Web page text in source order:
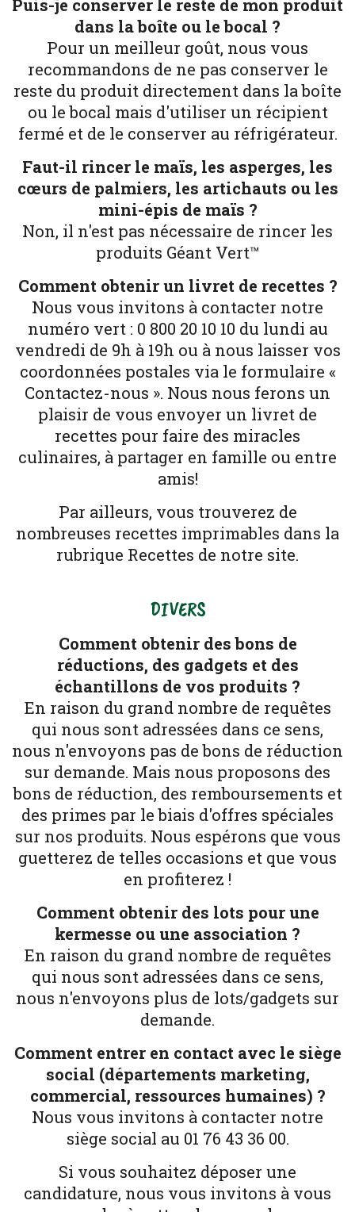
Puis-je conserver le reste de mon produit
dans la boîte ou le bocal ?
Pour un meilleur goût, nous vous
recommandons de ne pas conserver le
reste du produit directement dans la boîte
ou le bocal mais d'utiliser un récipient
fermé et de le conserver au réfrigérateur.
Faut-il rincer le maïs, les asperges, les
cœurs de palmiers, les artichauts ou les
mini-épis de maïs ?
Non, il n'est pas nécessaire de rincer les
produits Géant Vert™
Comment obtenir un livret de recettes ?
Nous vous invitons à contacter notre
numéro vert : 0 800 20 10 10 du lundi au
vendredi de 9h à 19h ou à nous laisser vos
coordonnées postales via le formulaire «
Contactez-nous ». Nous nous ferons un
plaisir de vous envoyer un livret de
recettes pour faire des miracles
culinaires, à partager en famille ou entre
amis!
Par ailleurs, vous trouverez de
nombreuses recettes imprimables dans la
rubrique Recettes de notre site.
DIVERS
Comment obtenir des bons de
réductions, des gadgets et des
échantillons de vos produits ?
En raison du grand nombre de requêtes
qui nous sont adressées dans ce sens,
nous n'envoyons pas de bons de réduction
sur demande. Mais nous proposons des
bons de réduction, des remboursements et
des primes par le biais d'offres spéciales
sur nos produits. Nous espérons que vous
guetterez de telles occasions et que vous
en profiterez !
Comment obtenir des lots pour une
kermesse ou une association ?
En raison du grand nombre de requêtes
qui nous sont adressées dans ce sens,
nous n'envoyons plus de lots/gadgets sur
demande.
Comment entrer en contact avec le siège
social (départements marketing,
commercial, ressources humaines) ?
Nous vous invitons à contacter notre
siège social au 01 76 43 36 00.
Si vous souhaitez déposer une
candidature, nous vous invitons à vous